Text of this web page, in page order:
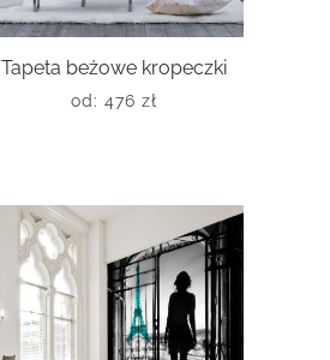
Tapeta beżowe kropeczki
od: 476 zł